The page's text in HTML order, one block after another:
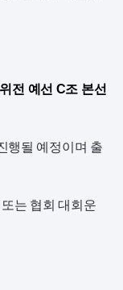
전 예선 C조 본선
행될 예정이며 출
는 협회 대회운